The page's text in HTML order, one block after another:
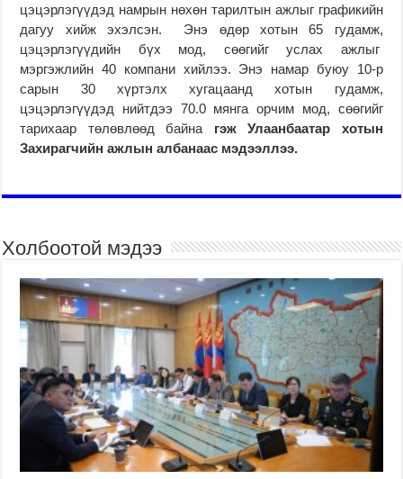
цэцэрлэгүүдэд намрын нөхөн тарилтын ажлыг графикийн
дагуу хийж эхэлсэн. Энэ өдөр хотын 65 гудамж,
цэцэрлэгүүдийн бүх мод, сөөгийг услах ажлыг
мэргэжлийн 40 компани хийлээ. Энэ намар буюу 10-р
сарын 30 хүртэлх хугацаанд хотын гудамж,
цэцэрлэгүүдэд нийтдээ 70.0 мянга орчим мод, сөөгийг
тарихаар төлөвлөөд байна гэж Улаанбаатар хотын
Захирагчийн ажлын албанаас мэдээллээ.
Холбоотой мэдээ